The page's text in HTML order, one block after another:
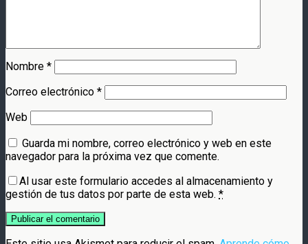
Nombre *
Correo electrónico *
Web
Guarda mi nombre, correo electrónico y web en este
navegador para la próxima vez que comente.
Al usar este formulario accedes al almacenamiento y
gestión de tus datos por parte de esta web. *